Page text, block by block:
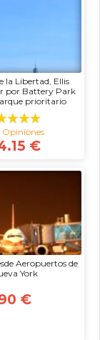
la Libertad, Ellis
por Battery Park
prioritario
Opiniones
€
Aeropuertos de
York
€